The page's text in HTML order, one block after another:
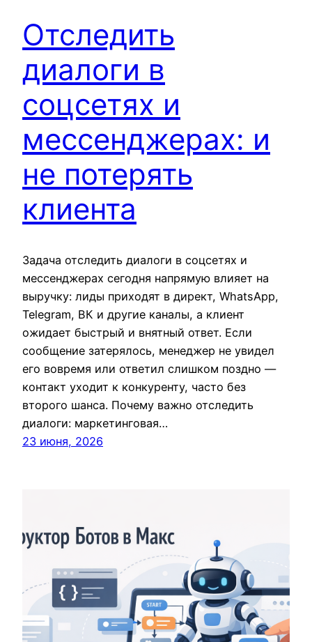
Отследить
диалоги в
соцсетях и
мессенджерах: и
не потерять
клиента
Задача отследить диалоги в соцсетях и
мессенджерах сегодня напрямую влияет на
выручку: лиды приходят в директ, WhatsApp,
Telegram, ВК и другие каналы, а клиент
ожидает быстрый и внятный ответ. Если
сообщение затерялось, менеджер не увидел
его вовремя или ответил слишком поздно —
контакт уходит к конкуренту, часто без
второго шанса. Почему важно отследить
диалоги: маркетинговая…
23 июня, 2026